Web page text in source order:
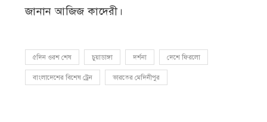
জানান আজিজ কাদেরী।
৫দিন ওরশ শেষ চুয়াডাঙ্গা দর্শনা দেশে ফিরলো
বাংলাদেশের বিশেষ ট্রেন ভারতের মেদিনীপুর